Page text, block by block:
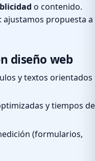
o contenido.
propuesta a
diseño web
y textos orientados
y tiempos de
(formularios,